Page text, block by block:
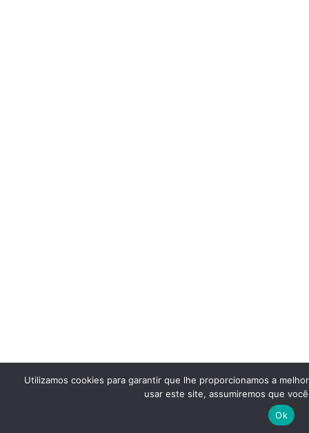
Utilizamos cookies para garantir que lhe proporcionamos a
usar este site, assumiremos que
Ok